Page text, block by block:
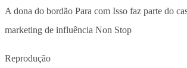
A dona do bordão Para com Isso faz parte do
marketing de influência Non Stop
Reprodução